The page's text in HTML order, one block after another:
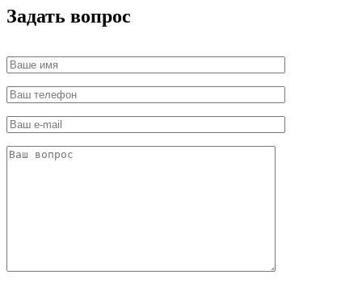
Задать вопрос